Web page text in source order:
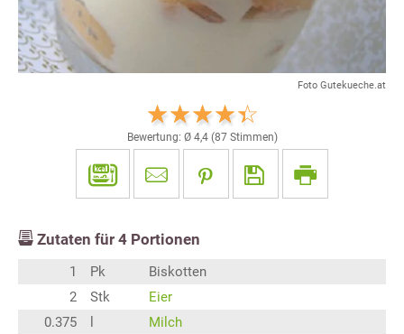
Foto Gutekueche.at
Bewertung: Ø 4,4(87Stimmen)
Zutaten für 4 Portionen
1 Pk
Biskotten
2
Stk
Eier
0.375
Milch